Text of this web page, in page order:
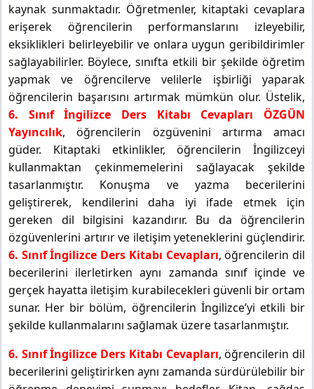
kaynak sunmaktadır. Öğretmenler, kitaptaki cevaplara
erişerek öğrencilerin performanslarını izleyebilir,
eksiklikleri belirleyebilir ve onlara uygun geribildirimler
sağlayabilirler. Böylece, sınıfta etkili bir şekilde öğretim
yapmak ve öğrencilerve velilerle işbirliği yaparak
öğrencilerin başarısını artırmak mümkün olur. Üstelik,
6. Sınıf İngilizce Ders Kitabı Cevapları ÖZGÜN
Yayıncılık, öğrencilerin özgüvenini artırma amacı
güder. Kitaptaki etkinlikler, öğrencilerin İngilizceyi
kullanmaktan çekinmemelerini sağlayacak şekilde
tasarlanmıştır. Konuşma ve yazma becerilerini
geliştirerek, kendilerini daha iyi ifade etmek için
gereken dil bilgisini kazandırır. Bu da öğrencilerin
özgüvenlerini artırır ve iletişim yeteneklerini güçlendirir.
6. Sınıf İngilizce Ders Kitabı Cevapları, öğrencilerin dil
becerilerini ilerletirken aynı zamanda sınıf içinde ve
gerçek hayatta iletişim kurabilecekleri güvenli bir ortam
sunar. Her bir bölüm, öğrencilerin İngilizce’yi etkili bir
şekilde kullanmalarını sağlamak üzere tasarlanmıştır.
6. Sınıf İngilizce Ders Kitabı Cevapları, öğrencilerin dil
becerilerini geliştirirken aynı zamanda sürdürülebilir bir